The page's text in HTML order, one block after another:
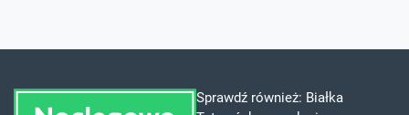
Sprawdź również: Białka